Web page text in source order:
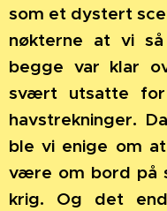
som et dystert
nøkterne at vi
begge var klar
svært utsatte
havstrekninger.
ble vi enige om
være om bord på
krig. Og det